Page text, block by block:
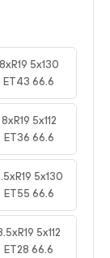
8xR19 5x130
ET43 66.6
8xR19 5x112
ET36 66.6
5x130
ET55 66.6
5x112
ET28 66.6